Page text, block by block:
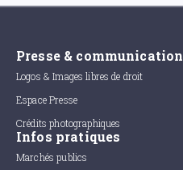
Presse & communication
Logos & Images libres de droit
Espace Presse
Crédits photographiques
Infos pratiques
Marchés publics